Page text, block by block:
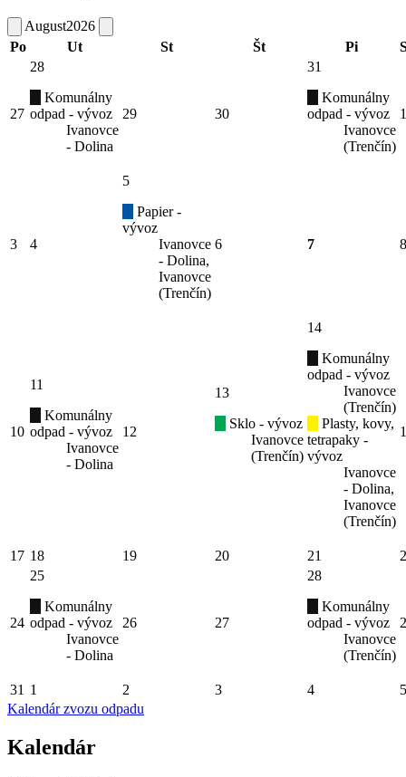
August2026
Po
Ut St Št Pi
27
28
Komunálny
odpad - vývoz
Ivanovce
- Dolina
29 30
31
Komunálny
odpad - vývoz
Ivanovce
(Trenčín)
1
3 4
5
Papier -
vývoz
Ivanovce
- Dolina,
Ivanovce
(Trenčín)
6 7 8
10
11
Komunálny
odpad - vývoz
Ivanovce
- Dolina
12
13
Sklo - vývoz
Ivanovce
(Trenčín)
14
Komunálny
odpad - vývoz
Ivanovce
(Trenčín)
Plasty, kovy,
tetrapaky -
vývoz
Ivanovce
- Dolina,
Ivanovce
(Trenčín)
17 18 19 20 21
24
25
Komunálny
odpad - vývoz
Ivanovce
- Dolina
26 27
28
Komunálny
odpad - vývoz
Ivanovce
(Trenčín)
31 1 2 3 4
5
Kalendár zvozu odpadu
Kalendár